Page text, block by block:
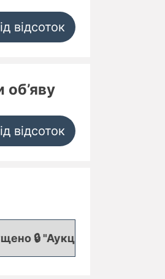
відсоток
об’яву
відсоток
кредитних заявок", де